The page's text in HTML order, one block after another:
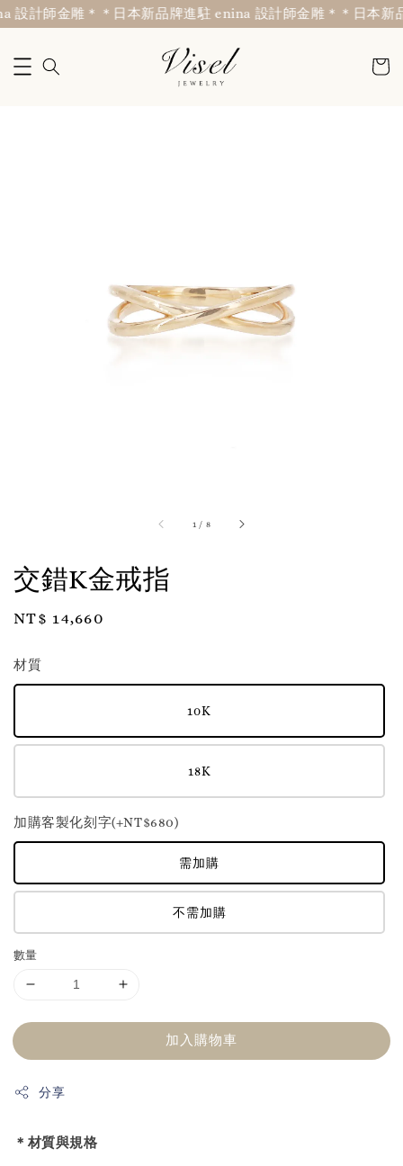
計師金雕＊ ＊日本新品牌進駐 enina 設計師金雕＊ ＊日本新
1 / 8
交錯K金戒指
Regular
NT$ 14,660
材質
10K
18K
加購客製化刻字(+NT$680)
需加購
不需加購
數量
加入購物車
分享
＊材質與規格